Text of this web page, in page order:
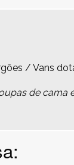
/ Vans
de cama